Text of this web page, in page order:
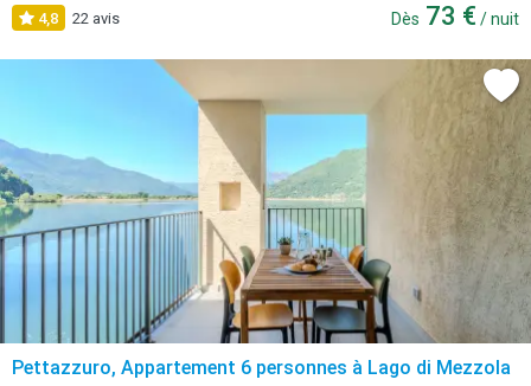
4,8 22 avis Dès 73 € / nuit
Pettazzuro, Appartement 6 personnes à Lago di Mezzola